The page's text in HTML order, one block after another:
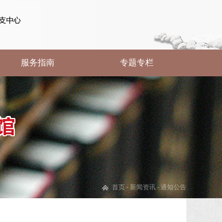
服务指南 专题专栏
首页 - 新闻资讯 - 通知公告